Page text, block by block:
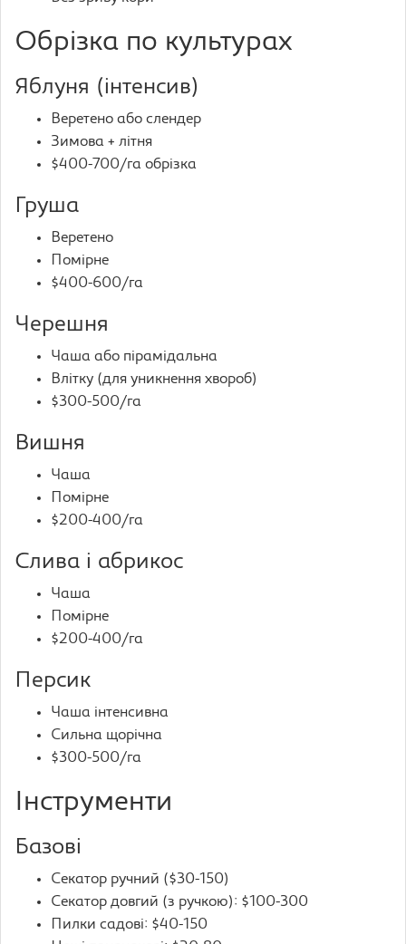
Обрізка по культурах
Яблуня (інтенсив)
Веретено або слендер
Зимова + літня
$400-700/га обрізка
Груша
Веретено
Помірне
$400-600/га
Черешня
Чаша або пірамідальна
Влітку (для уникнення хвороб)
$300-500/га
Вишня
Чаша
Помірне
$200-400/га
Слива і абрикос
Чаша
Помірне
$200-400/га
Персик
Чаша інтенсивна
Сильна щорічна
$300-500/га
Інструменти
Базові
Секатор ручний ($30-150)
Секатор довгий (з ручкою): $100-300
Пилки садові: $40-150